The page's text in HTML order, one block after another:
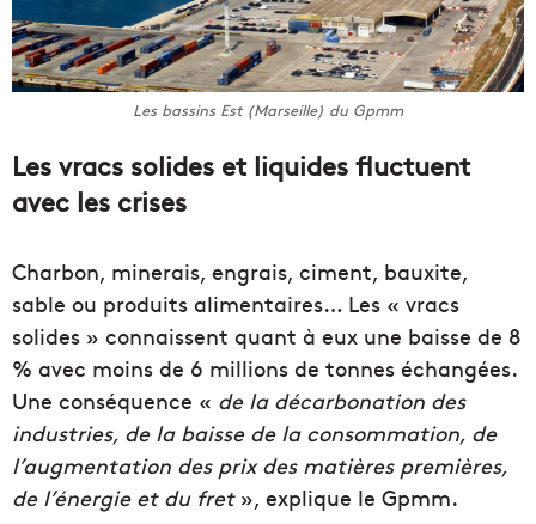
Les bassins Est (Marseille) du Gpmm
Les vracs solides et liquides fluctuent
avec les crises
Charbon, minerais, engrais, ciment, bauxite,
sable ou produits alimentaires… Les « vracs
solides » connaissent quant à eux une baisse de 8
% avec moins de 6 millions de tonnes échangées.
Une conséquence « de la décarbonation des
industries, de la baisse de la consommation, de
l’augmentation des prix des matières premières,
de l’énergie et du fret», explique le Gpmm.